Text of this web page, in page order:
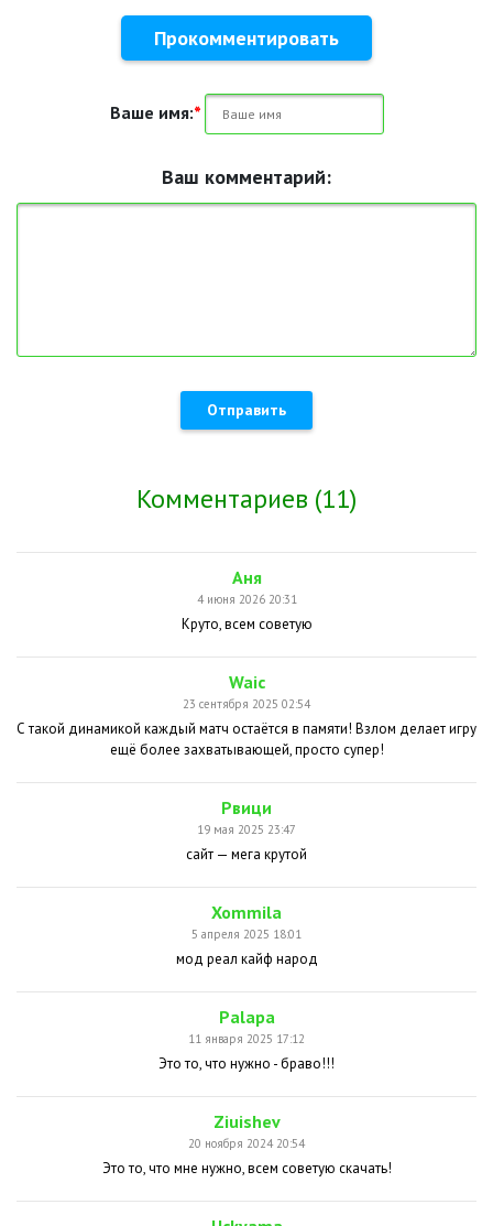
Прокомментировать
Ваше имя:*
Ваш комментарий:
Отправить
Комментариев (11)
Аня
4 июня 2026 20:31
Круто, всем советую
Waic
23 сентября 2025 02:54
С такой динамикой каждый матч остаётся в памяти! Взлом делает игру
ещё более захватывающей, просто супер!
Рвици
19 мая 2025 23:47
сайт — мега крутой
Xommila
5 апреля 2025 18:01
мод реал кайф народ
Palapa
11 января 2025 17:12
Это то, что нужно - браво!!!
Ziuishev
20 ноября 2024 20:54
Это то, что мне нужно, всем советую скачать!